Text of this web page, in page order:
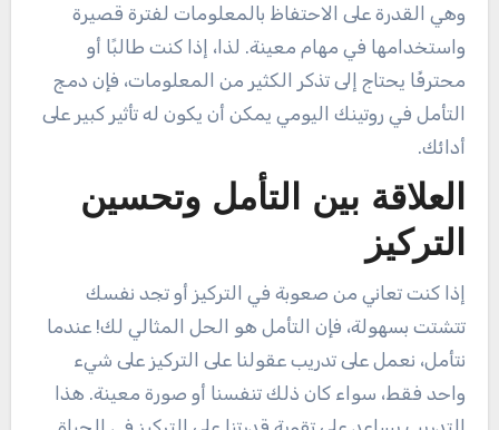
وهي القدرة على الاحتفاظ بالمعلومات لفترة قصيرة
واستخدامها في مهام معينة. لذا، إذا كنت طالبًا أو
محترفًا يحتاج إلى تذكر الكثير من المعلومات، فإن دمج
التأمل في روتينك اليومي يمكن أن يكون له تأثير كبير على
أدائك.
العلاقة بين التأمل وتحسين
التركيز
إذا كنت تعاني من صعوبة في التركيز أو تجد نفسك
تتشتت بسهولة، فإن التأمل هو الحل المثالي لك! عندما
نتأمل، نعمل على تدريب عقولنا على التركيز على شيء
واحد فقط، سواء كان ذلك تنفسنا أو صورة معينة. هذا